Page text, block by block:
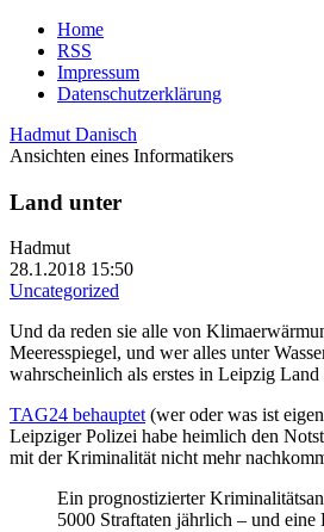
Home
RSS
Impressum
Datenschutzerklärung
Hadmut Danisch
Ansichten eines Informatikers
Land unter
Hadmut
28.1.2018 15:50
Uncategorized
Und da reden sie alle von
Meeresspiegel, und wer alles unter
wahrscheinlich als erstes in Leipzig Land
TAG24 behauptet(wer oder was ist
Leipziger Polizei habe heimlich den
mit der Kriminalität nicht mehr
Ein prognostizierter
5000 Straftaten jährlich – und